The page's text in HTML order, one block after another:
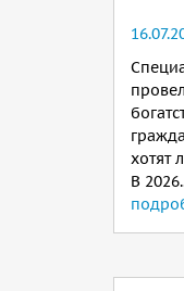
хотят
В